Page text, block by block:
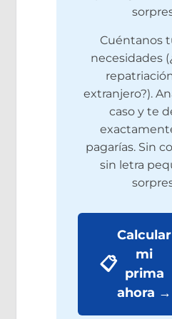
Cuéntanos
necesidades
extranjero?).
caso y te
pagarías. Sin
sin letra
📋
Calcular
mi
prima
ahora →